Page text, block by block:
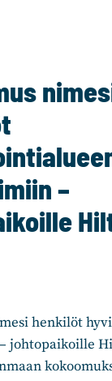
–
henkilöt
johtopaikoille